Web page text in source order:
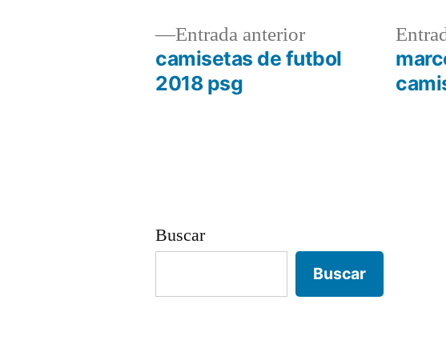
Navegación
Entrada anteriorEntrada
anterior:
camisetas de futbol
2018 psg
Buscar
Buscar